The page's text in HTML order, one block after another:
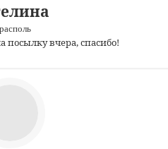
посылку вчера, спасибо!